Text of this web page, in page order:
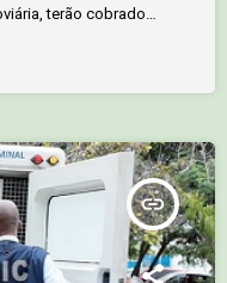
terão cobrado
no áudio abaixo,
insert_link